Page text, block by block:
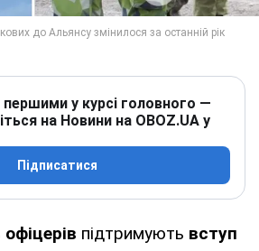
першими у курсі головного —
на Новини на OBOZ.UA у
Підписатися
підтримують вступ